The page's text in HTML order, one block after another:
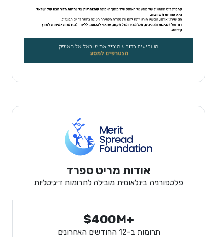
אודות מריט ספרד
פלטפורמה בינלאומית מובילה לתרומות דיגיטליות
$400M+
תרומות ב-12 החודשים האחרונים